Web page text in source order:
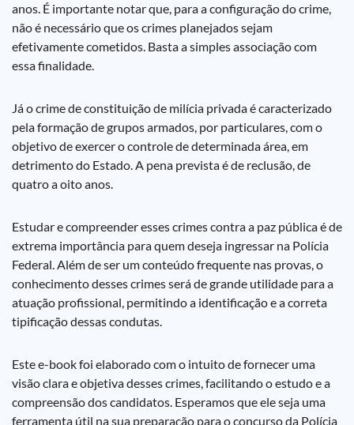
anos. É importante notar que, para a configuração do crime,
não é necessário que os crimes planejados sejam
efetivamente cometidos. Basta a simples associação com
essa finalidade.
Já o crime de constituição de milícia privada é caracterizado
pela formação de grupos armados, por particulares, com o
objetivo de exercer o controle de determinada área, em
detrimento do Estado. A pena prevista é de reclusão, de
quatro a oito anos.
Estudar e compreender esses crimes contra a paz pública é de
extrema importância para quem deseja ingressar na Polícia
Federal. Além de ser um conteúdo frequente nas provas, o
conhecimento desses crimes será de grande utilidade para a
atuação profissional, permitindo a identificação e a correta
tipificação dessas condutas.
Este e-book foi elaborado com o intuito de fornecer uma
visão clara e objetiva desses crimes, facilitando o estudo e a
compreensão dos candidatos. Esperamos que ele seja uma
ferramenta útil na sua preparação para o concurso da Polícia